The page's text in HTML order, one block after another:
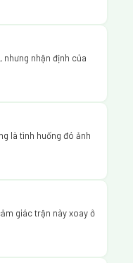
nhưng nhận định của
là tình huống đó ảnh
giác trận này xoay ở